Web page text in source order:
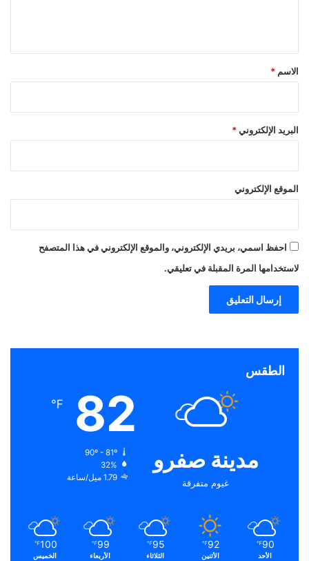
*
الاسم *
البريد الإلكتروني *
الموقع الإلكتروني
احفظ اسمي، بريدي الإلكتروني، والموقع الإلكتروني في هذا المتصفح
لاستخدامها المرة المقبلة في تعليقي.
الطقس
مدينة صفرو
غيوم متفرقة
82
℉
90º - 81º
32%
1.79 ميل/ساعة
90
℉
الأحد
92
℉
الأثنين
95
℉
الثلاثاء
99
℉
الأربعاء
100
℉
الخميس